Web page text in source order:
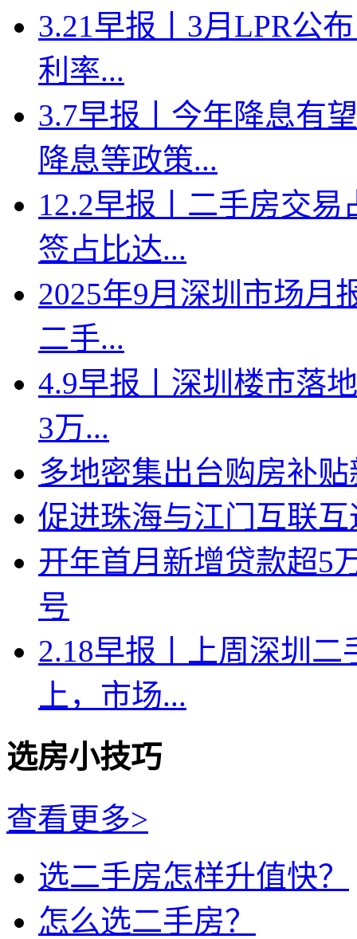
3.21早报丨3月LPR公
利率...
3.7早报丨今年降息有
降息等政策...
12.2早报丨二手房交
签占比达...
2025年9月深圳市场月
二手...
4.9早报丨深圳楼市落
3万...
多地密集出台购房补
促进珠海与江门互联
开年首月新增贷款超5
号
2.18早报丨上周深圳二
上，市场...
选房小技巧
查看更多>
选二手房怎样升值快？
怎么选二手房？